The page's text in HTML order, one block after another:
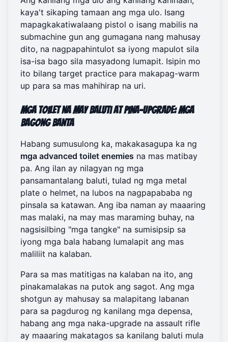
kaya't sikaping tamaan ang mga ulo. Isang
mapagkakatiwalaang pistol o isang mabilis na
submachine gun ang gumagana nang mahusay
dito, na nagpapahintulot sa iyong mapulot sila
isa-isa bago sila masyadong lumapit. Isipin mo
ito bilang target practice para makapag-warm
up para sa mas mahihirap na uri.
Mga Toilet na May Baluti at Pina-upgrade: Mga
Bagong Banta
Habang sumusulong ka, makakasagupa ka ng
mga advanced toilet enemies na mas matibay
pa. Ang ilan ay nilagyan ng mga
pansamantalang baluti, tulad ng mga metal
plate o helmet, na lubos na nagpapababa ng
pinsala sa katawan. Ang iba naman ay maaaring
mas malaki, na may mas maraming buhay, na
nagsisilbing "mga tangke" na sumisipsip sa
iyong mga bala habang lumalapit ang mas
maliliit na kalaban.
Para sa mas matitigas na kalaban na ito, ang
pinakamalakas na putok ang sagot. Ang mga
shotgun ay mahusay sa malapitang labanan
para sa pagdurog ng kanilang mga depensa,
habang ang mga naka-upgrade na assault rifle
ay maaaring makatagos sa kanilang baluti mula